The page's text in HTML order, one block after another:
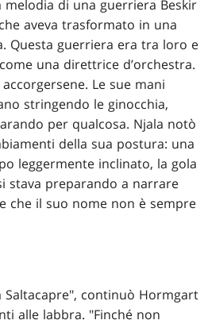
melodia di una guerriera Beskir
aveva trasformato in una
Questa guerriera era tra loro e
una direttrice d’orchestra.
Le sue mani
stringendo le ginocchia,
per qualcosa. Njala notò
della sua postura: una
leggermente inclinato, la gola
stava preparando a narrare
che il suo nome non è sempre
Saltacapre", continuò Hormgart
alle labbra. "Finché non